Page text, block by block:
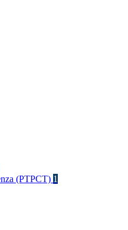
(PTPCT) 1